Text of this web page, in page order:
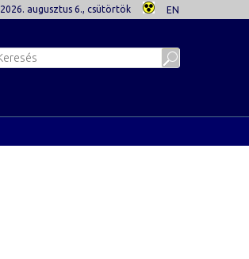
2026. augusztus 6., csütörtök EN